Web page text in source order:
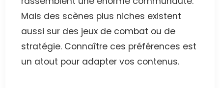
Mais des scènes plus niches existent
aussi sur des jeux de combat ou de
stratégie. Connaître ces préférences est
un atout pour adapter vos contenus.